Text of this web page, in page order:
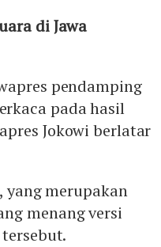
di Jawa
pendamping
pada hasil
Jokowi berlatar
yang merupakan
menang versi